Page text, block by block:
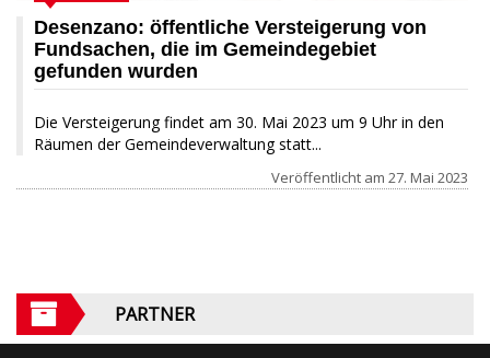
Desenzano: öffentliche Versteigerung von
Fundsachen, die im Gemeindegebiet
gefunden wurden
Die Versteigerung findet am 30. Mai 2023 um 9 Uhr in den
Räumen der Gemeindeverwaltung statt...
Veröffentlicht am 27. Mai 2023
PARTNER